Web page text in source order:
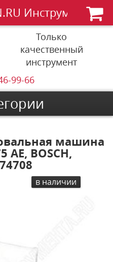
Инструменты
Только
качественный
инструмент
99-66
машина
AE, BOSCH,
в наличии